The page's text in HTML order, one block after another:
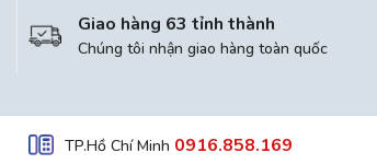
Giao hàng 63 tỉnh thành
Chúng tôi nhận giao hàng toàn quốc
TP.Hồ Chí Minh 0916.858.169